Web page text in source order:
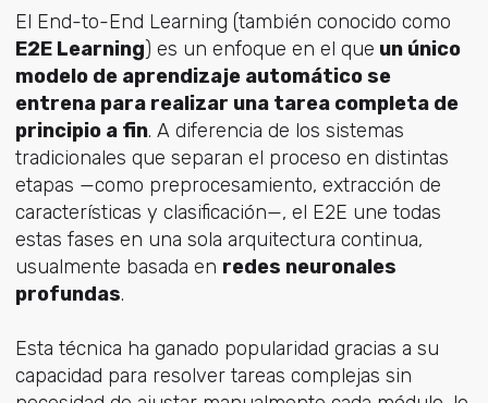
El End-to-End Learning (también conocido como
E2E Learning) es un enfoque en el que un único
modelo de aprendizaje automático se
entrena para realizar una tarea completa de
principio a fin. A diferencia de los sistemas
tradicionales que separan el proceso en distintas
etapas —como preprocesamiento, extracción de
características y clasificación—, el E2E une todas
estas fases en una sola arquitectura continua,
usualmente basada en redes neuronales
profundas.
Esta técnica ha ganado popularidad gracias a su
capacidad para resolver tareas complejas sin